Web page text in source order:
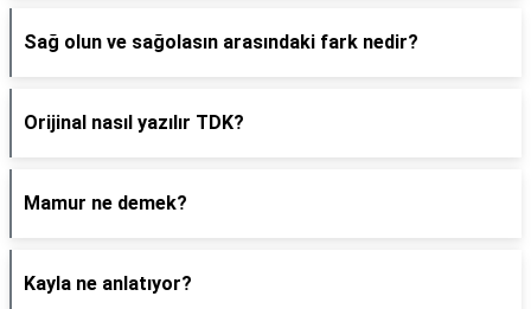
Sağ olun ve sağolasın arasındaki fark nedir?
Orijinal nasıl yazılır TDK?
Mamur ne demek?
Kayla ne anlatıyor?